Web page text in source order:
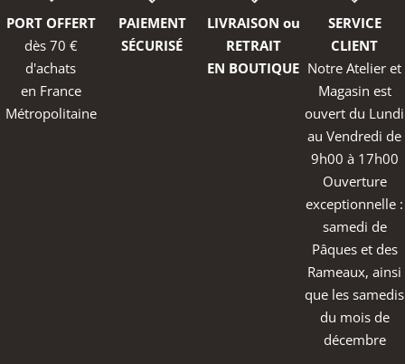
PORT OFFERT
dès 70 €
d'achats
en France
Métropolitaine
PAIEMENT
SÉCURISÉ
LIVRAISON ou
RETRAIT
EN BOUTIQUE
SERVICE
CLIENT
Notre Atelier et
Magasin est
ouvert du Lundi
au Vendredi de
9h00 à 17h00
Ouverture
exceptionnelle :
samedi de
Pâques et des
Rameaux, ainsi
que les samedis
du mois de
décembre